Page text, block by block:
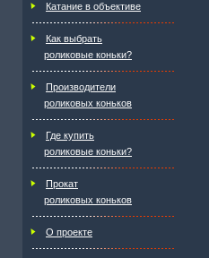
Катание в объективе
Как выбрать
роликовые коньки?
Производители
роликовых коньков
Где купить
роликовые коньки?
Прокат
роликовых коньков
О проекте